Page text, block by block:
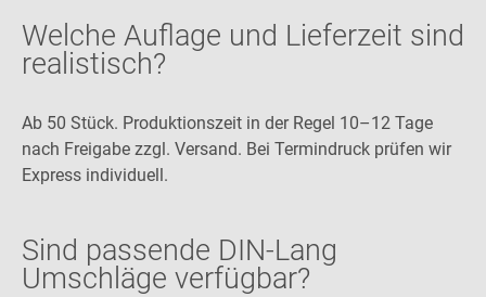
Welche Auflage und Lieferzeit sind
realistisch?
Ab 50 Stück. Produktionszeit in der Regel 10–12 Tage
nach Freigabe zzgl. Versand. Bei Termindruck prüfen wir
Express individuell.
Sind passende DIN-Lang
Umschläge verfügbar?